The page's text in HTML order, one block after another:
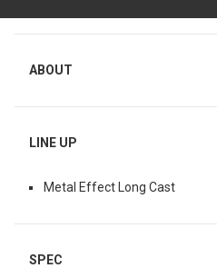
ABOUT
LINE UP
Metal Effect Long Cast
SPEC